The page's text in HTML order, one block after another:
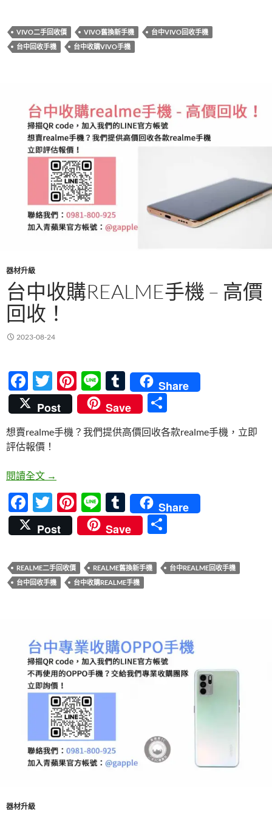
b
o
er es
t
bl
r
VIVO二手回收價 VIVO舊換新手機
台中VIVO回收手機
台中回收手機
台中收購VIVO手機
器材升級
台中收購REALME手機 – 高價
回收！
2023-08-24
F
ac
e
b
o
o
k
T
w
itt
er
Pi
nt
er
es
Li
n
e
T
u
m
bl
Share
Post
Save
享
想賣realme手機？我們提供高價回收各款realme手機，立即
評估報價！
閱讀全文 台中收購realme手機 – 高價回收！
→
F
ac
e
b
o
T
w
itt
er
Pi
nt
er
es
t
Li
n
e
T
u
m
bl
r
Share
Post
Save
REALME二手回收價 REALME舊換新手機
台中REALME回收手機
台中回收手機
台中收購REALME手機
器材升級